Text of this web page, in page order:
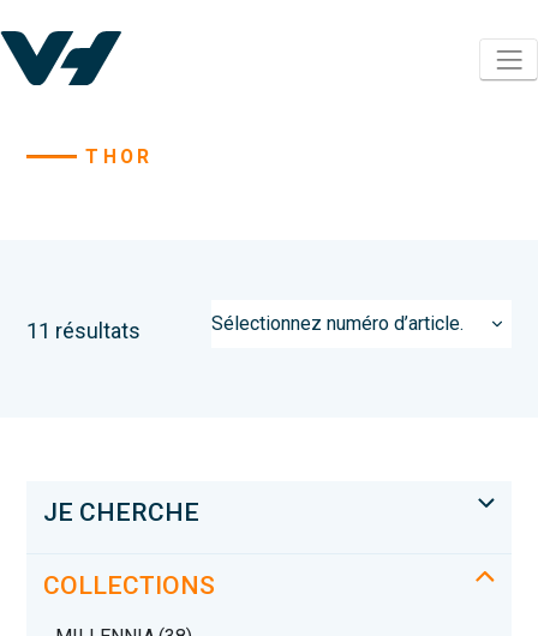
THOR
11 résultats
JE CHERCHE
COLLECTIONS